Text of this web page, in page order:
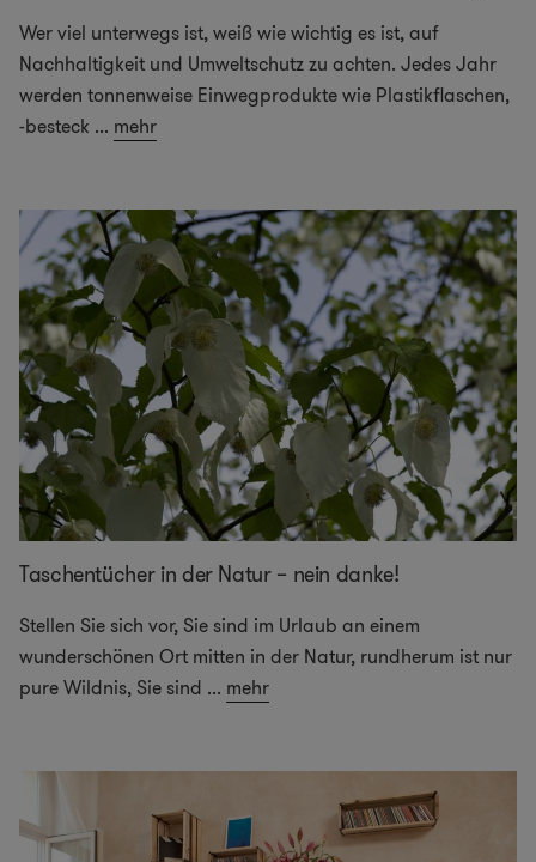
Wer viel unterwegs ist, weiß wie wichtig es ist, auf
Nachhaltigkeit und Umweltschutz zu achten. Jedes Jahr
werden tonnenweise Einwegprodukte wie Plastikflaschen,
-besteck ... mehr
Taschentücher in der Natur – nein danke!
Stellen Sie sich vor, Sie sind im Urlaub an einem
wunderschönen Ort mitten in der Natur, rundherum ist nur
pure Wildnis, Sie sind ... mehr